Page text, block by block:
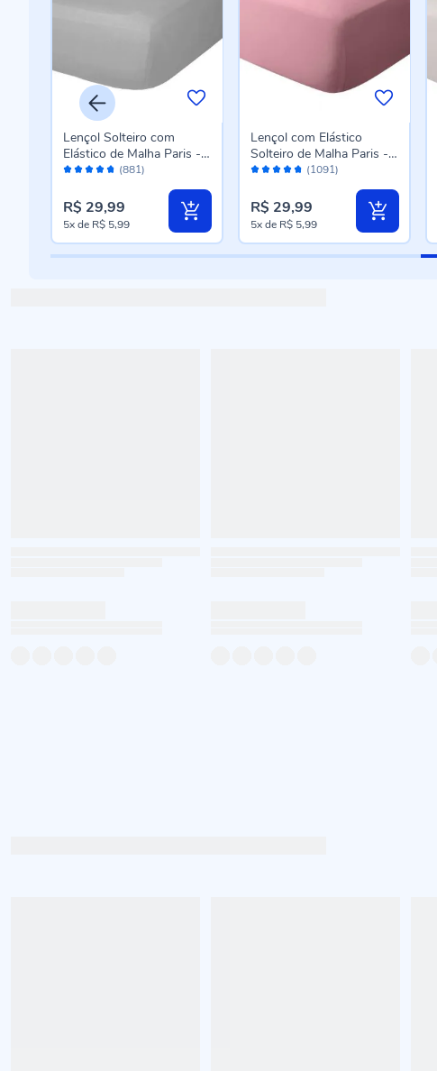
Avaliação: (881)
Lençol Solteiro com
Elástico de Malha Paris -
Cinza
R$ 29,99
5xde R$ 5,99
Avaliação: (1091)
Lençol com Elástico
Solteiro de Malha Paris -
Rosa Cravo
R$ 29,99
5xde R$ 5,99